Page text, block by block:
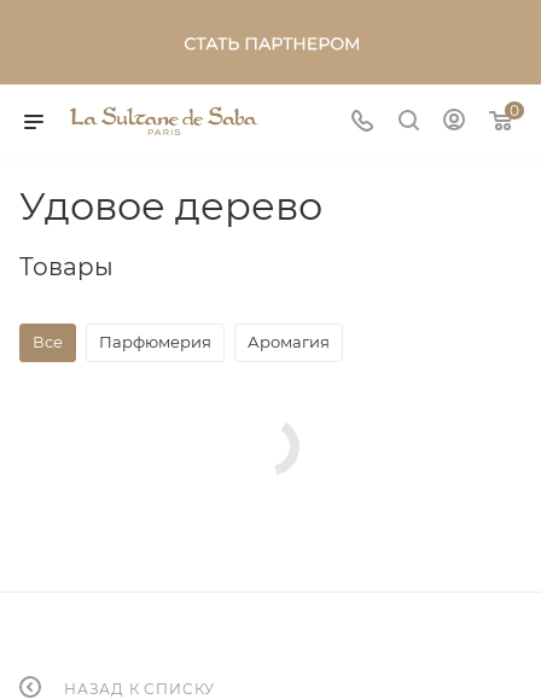
0
Удовое дерево
Товары
Все Парфюмерия Аромагия
НАЗАД К СПИСКУ